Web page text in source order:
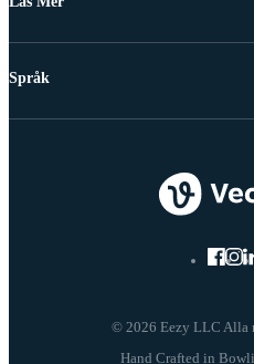
© 2026 Eezy LLC Alla
Språk